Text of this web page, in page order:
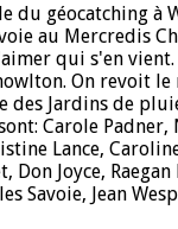
du géocatching à
au Mercredis
qui s'en vient.
On revoit le
des Jardins de
Carole Padner,
Lance,
Don Joyce, Raegan
Savoie, Jean